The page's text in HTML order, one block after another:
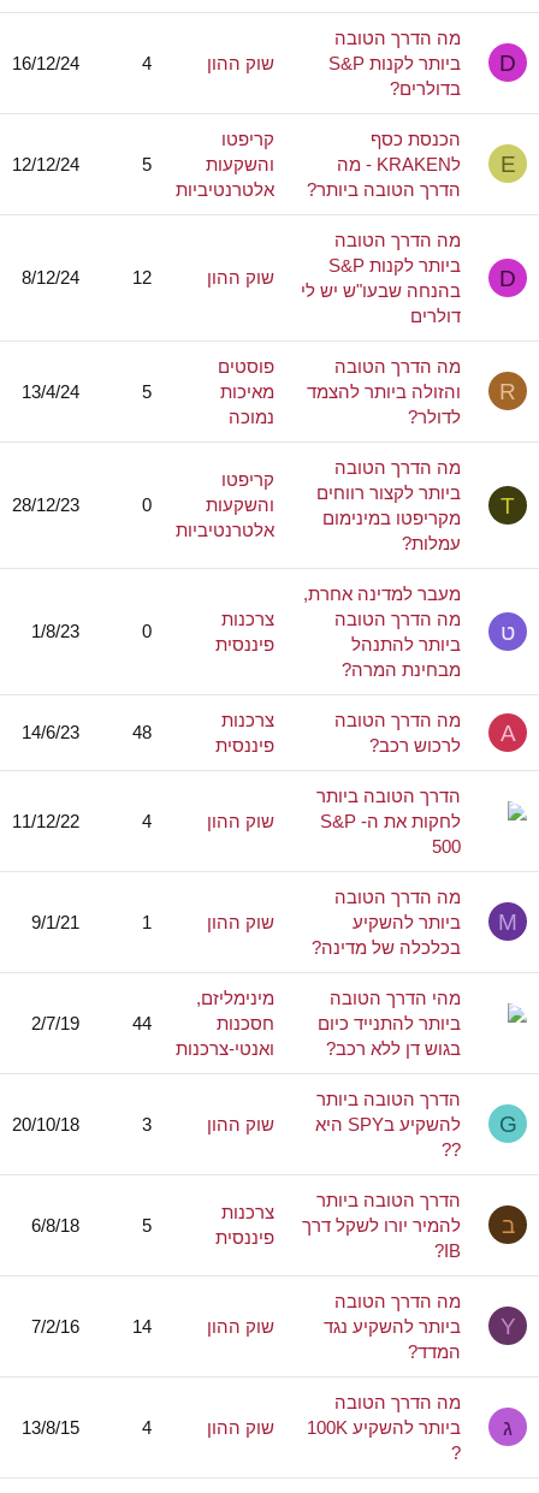
D
מה הדרך הטובה
ביותר לקנות S&P
בדולרים?
שוק ההון 4
16/12/24
E
הכנסת כסף
לKRAKEN - מה
הדרך הטובה ביותר?
קריפטו
והשקעות
אלטרנטיביות
5
12/12/24
D
מה הדרך הטובה
ביותר לקנות S&P
בהנחה שבעו"ש יש לי
דולרים
שוק ההון 12
8/12/24
R
מה הדרך הטובה
והזולה ביותר להצמד
לדולר?
פוסטים
מאיכות
נמוכה
5
13/4/24
T
מה הדרך הטובה
ביותר לקצור רווחים
מקריפטו במינימום
עמלות?
קריפטו
והשקעות
אלטרנטיביות
0
28/12/23
ט
מעבר למדינה אחרת,
מה הדרך הטובה
ביותר להתנהל
מבחינת המרה?
צרכנות
פיננסית
0
1/8/23
A
מה הדרך הטובה
לרכוש רכב?
צרכנות
פיננסית
48
14/6/23
הדרך הטובה ביותר
לחקות את ה- S&P
500
שוק ההון 4
11/12/22
M
מה הדרך הטובה
ביותר להשקיע
בכלכלה של מדינה?
שוק ההון 1
9/1/21
מהי הדרך הטובה
ביותר להתנייד כיום
בגוש דן ללא רכב?
מינימליזם,
חסכנות
ואנטי-צרכנות
44
2/7/19
G
הדרך הטובה ביותר
להשקיע בSPY היא
??
שוק ההון 3
20/10/18
ב
הדרך הטובה ביותר
להמיר יורו לשקל דרך
IB?
צרכנות
פיננסית
5
6/8/18
Y
מה הדרך הטובה
ביותר להשקיע נגד
המדד?
שוק ההון 14
7/2/16
ג
מה הדרך הטובה
ביותר להשקיע 100K
?
שוק ההון 4
13/8/15